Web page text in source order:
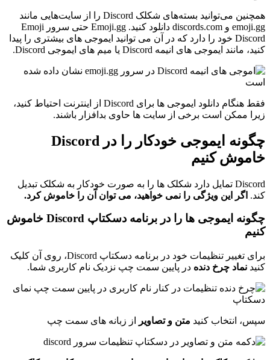
همچنین می‌توانید بسته‌های شکلک Discord را از سایت‌هایی مانند
emoji.gg و discords.com دانلود کنید. Emoji.gg حتی سرور Emoji
Discord خود را دارد که در آن می توانید ایموجی های بیشتری را پیدا
کنید، مانند ایموجی های انیمه Discord یا میم های ایموجی Discord.
فقط هنگام دانلود ایموجی ها برای Discord از اینترنت احتیاط کنید،
زیرا ممکن است برخی از سایت ها حاوی بدافزار باشند.
چگونه ایموجی خودکار را در Discord
خاموش کنیم
Discord تمایل دارد شکلک ها را به صورت خودکار به شکلک تبدیل
کند. اگر این ویژگی را نمی خواهید، می توان آن را خاموش کرد.
چگونه ایموجی ها را در برنامه دسکتاپ Discord خاموش
کنیم
برای تغییر تنظیمات خود در برنامه دسکتاپ Discord، روی آن کلیک
کنید نماد چرخ دنده در پایین سمت چپ نزدیک نام کاربری شما.
سپس، انتخاب کنید متن و تصاویر از زبانه های سمت چپ